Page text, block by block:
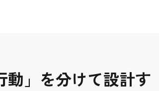
動」を分けて設計す